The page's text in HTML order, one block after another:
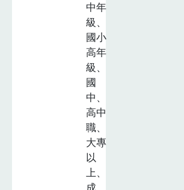
中年
級、
國小
高年
級、
國
中、
高中
職、
大專
以
上、